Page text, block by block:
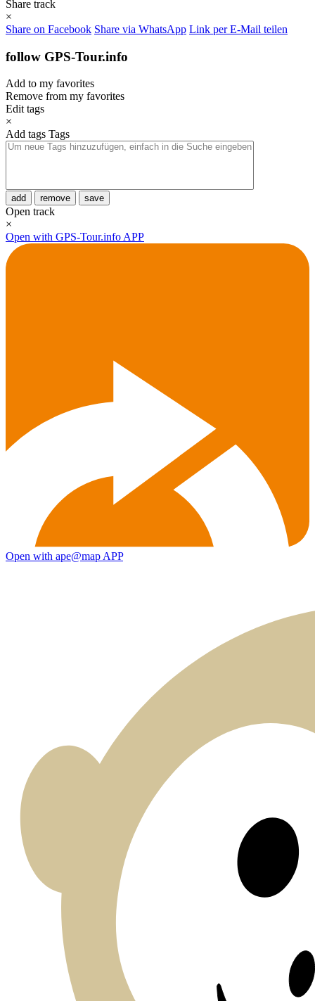
Share track
×
Share on Facebook Share via WhatsApp Link per E-Mail teilen
follow GPS-Tour.info
Add to my favorites
Remove from my favorites
Edit tags
×
Add tags Tags
add remove save
Open track
×
Open with GPS-Tour.info APP
Open with ape@map APP